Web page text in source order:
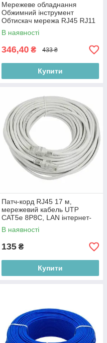
Мережеве обладнання
Обжимний інструмент
Обтискач мережа RJ45 RJ11
RJ12 стрипер сталевий
Польща
В наявності
346,40 ₴ 433 ₴
Купити
Патч-корд RJ45 17 м,
мережевий кабель UTP
CAT5e 8P8C, LAN інтернет-
кабель, білий
В наявності
135 ₴
Купити